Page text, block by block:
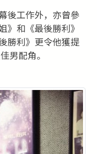
後工作外，亦曾參
》和《最後勝利》
勝利》更令他獲提
男配角。